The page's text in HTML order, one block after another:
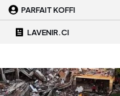
PARFAIT KOFFI
LAVENIR.CI